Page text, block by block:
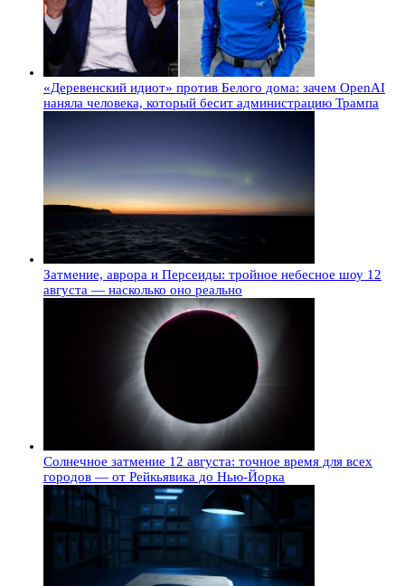
«Деревенский идиот» против Белого дома: зачем OpenAI
наняла человека, который бесит администрацию Трампа
Затмение, аврора и Персеиды: тройное небесное шоу 12
августа — насколько оно реально
Солнечное затмение 12 августа: точное время для всех
городов — от Рейкьявика до Нью-Йорка